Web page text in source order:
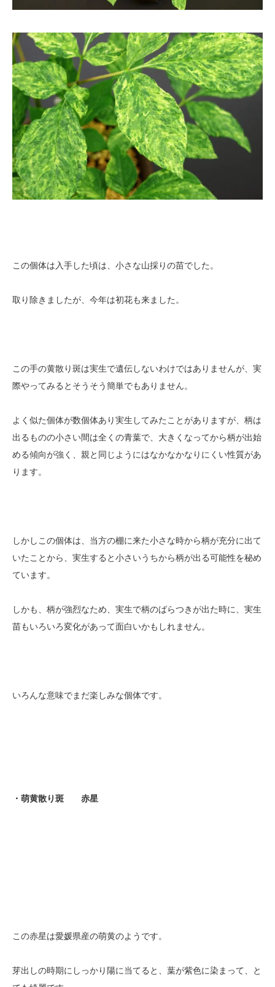
この個体は入手した頃は、小さな山採りの苗でした。
取り除きましたが、今年は初花も来ました。
この手の黄散り斑は実生で遺伝しないわけではありませんが、実
際やってみるとそうそう簡単でもありません。
よく似た個体が数個体あり実生してみたことがありますが、柄は
出るものの小さい間は全くの青葉で、大きくなってから柄が出始
める傾向が強く、親と同じようにはなかなかなりにくい性質があ
ります。
しかしこの個体は、当方の棚に来た小さな時から柄が充分に出て
いたことから、実生すると小さいうちから柄が出る可能性を秘め
ています。
しかも、柄が強烈なため、実生で柄のばらつきが出た時に、実生
苗もいろいろ変化があって面白いかもしれません。
いろんな意味でまだ楽しみな個体です。
・萌黄散り斑 赤星
この赤星は愛媛県産の萌黄のようです。
芽出しの時期にしっかり陽に当てると、葉が紫色に染まって、と